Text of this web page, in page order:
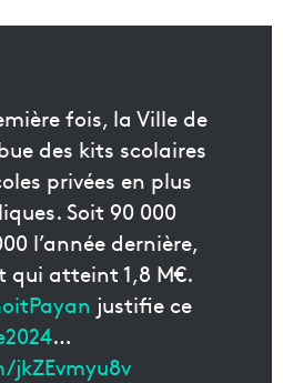
fois, la Ville de
des kits scolaires
privées en plus
Soit 90 000
l’année dernière,
qui atteint 1,8 M€.
justifie ce
…